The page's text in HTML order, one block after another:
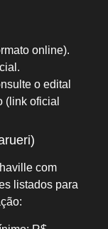
online).
o edital
(link oficial
com
listados para